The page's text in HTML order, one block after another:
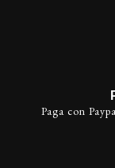
Paga con